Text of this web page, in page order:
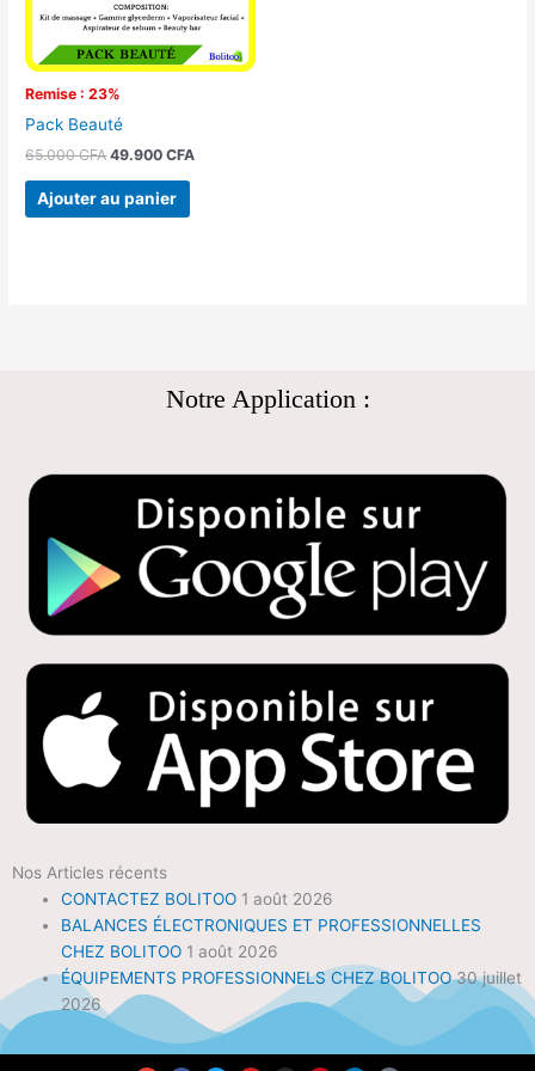
Remise : 23%
Pack Beauté
65.000CFA 49.900CFA
Ajouter au panier
Notre Application :
Nos Articles récents
CONTACTEZ BOLITOO 1 août 2026
BALANCES ÉLECTRONIQUES ET PROFESSIONNELLES
CHEZ BOLITOO 1 août 2026
ÉQUIPEMENTS PROFESSIONNELS CHEZ BOLITOO 30 juillet
2026